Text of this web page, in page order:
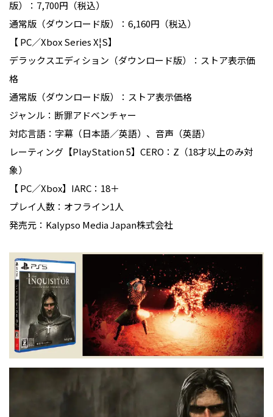
版）：7,700円（税込）
通常版（ダウンロード版）：6,160円（税込）
【 PC／Xbox Series X¦S】
デラックスエディション（ダウンロード版）：ストア表示価
格
通常版（ダウンロード版）：ストア表示価格
ジャンル：断罪アドベンチャー
対応言語：字幕（日本語／英語）、音声（英語）
レーティング【PlayStation 5】CERO：Z（18才以上のみ対
象）
【 PC／Xbox】IARC：18＋
プレイ人数：オフライン1人
発売元：Kalypso Media Japan株式会社